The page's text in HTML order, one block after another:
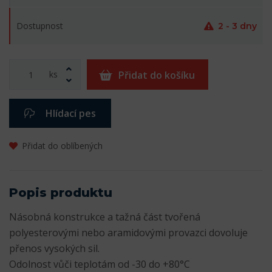
Dostupnost 2 - 3 dny
ks Přidat do košíku
Hlídací pes
Přidat do oblíbených
Popis produktu
Násobná konstrukce a tažná část tvořená
polyesterovými nebo aramidovými provazci dovoluje
přenos vysokých sil.
Odolnost vůči teplotám od -30 do +80°C